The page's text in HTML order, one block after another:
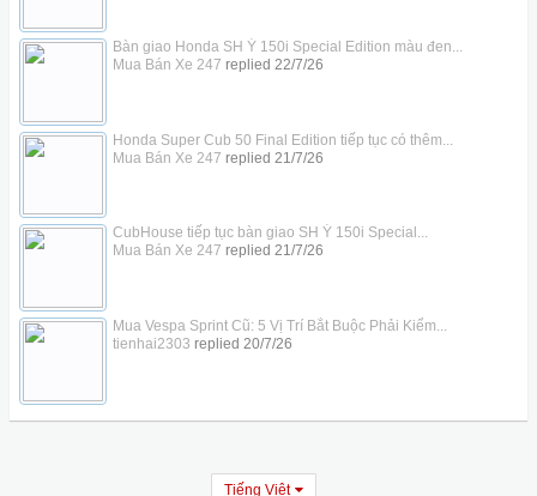
Bàn giao Honda SH Ý 150i Special Edition màu đen...
Mua Bán Xe 247 replied 22/7/26
Honda Super Cub 50 Final Edition tiếp tục có thêm...
Mua Bán Xe 247 replied 21/7/26
CubHouse tiếp tục bàn giao SH Ý 150i Special...
Mua Bán Xe 247 replied 21/7/26
Mua Vespa Sprint Cũ: 5 Vị Trí Bắt Buộc Phải Kiểm...
tienhai2303 replied 20/7/26
Tiếng Việt